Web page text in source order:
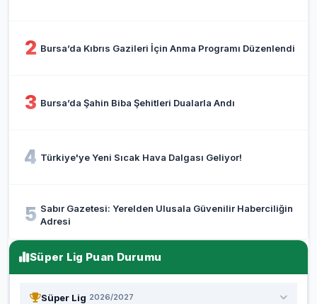
2 Bursa’da Kıbrıs Gazileri İçin Anma Programı Düzenlendi
3 Bursa’da Şahin Biba Şehitleri Dualarla Andı
4 Türkiye'ye Yeni Sıcak Hava Dalgası Geliyor!
5 Sabır Gazetesi: Yerelden Ulusala Güvenilir Haberciliğin
Adresi
Süper Lig Puan Durumu
Süper Lig 2026/2027